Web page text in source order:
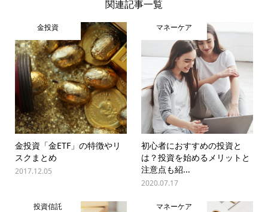
関連記事一覧
金投資
金投資「金ETF」の特徴やリ
スクまとめ
2017.12.05
マネーケア
初心者におすすめの投資と
は？投資を始めるメリットと
注意点も紹...
2020.07.17
投資信託 マネーケア